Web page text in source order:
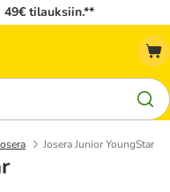
tilauksiin.**
Josera Junior YoungStar